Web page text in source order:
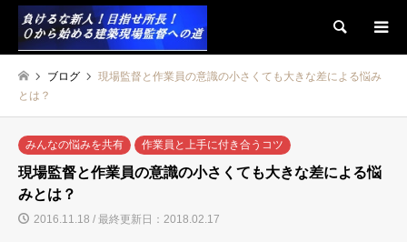
検索
ブログ
現場監督と作業員の意識の小さくても大きな差による悩み
とは？
みんなの悩みを共有 作業員と上手に付き合うコツ
現場監督と作業員の意識の小さくても大きな差による悩
みとは？
2016.11.18 / 最終更新日：2018.02.17